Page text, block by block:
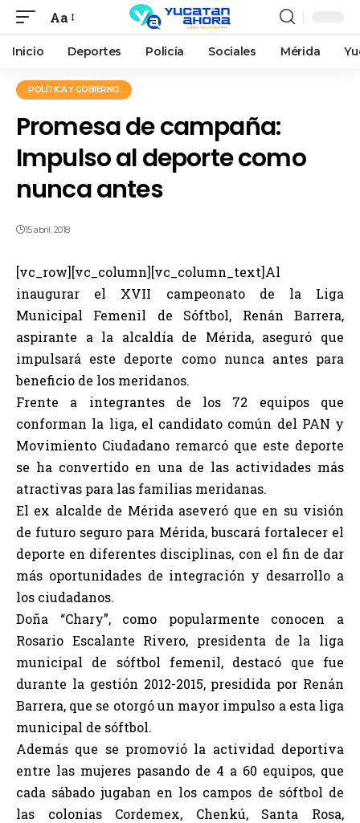
Aa
Inicio Deportes Policía Sociales Mérida
POLÍTICA Y GOBIERNO
Promesa de campaña:
Impulso al deporte como
nunca antes
15 abril, 2018
[vc_row][vc_column][vc_column_text]Al
inaugurar el XVII campeonato de la Liga
Municipal Femenil de Sóftbol, Renán Barrera,
aspirante a la alcaldía de Mérida, aseguró que
impulsará este deporte como nunca antes para
beneficio de los meridanos.
Frente a integrantes de los 72 equipos que
conforman la liga, el candidato común del PAN y
Movimiento Ciudadano remarcó que este deporte
se ha convertido en una de las actividades más
atractivas para las familias meridanas.
El ex alcalde de Mérida aseveró que en su visión
de futuro seguro para Mérida, buscará fortalecer el
deporte en diferentes disciplinas, con el fin de dar
más oportunidades de integración y desarrollo a
los ciudadanos.
Doña “Chary”, como popularmente conocen a
Rosario Escalante Rivero, presidenta de la liga
municipal de sóftbol femenil, destacó que fue
durante la gestión 2012-2015, presidida por Renán
Barrera, que se otorgó un mayor impulso a esta liga
municipal de sóftbol.
Además que se promovió la actividad deportiva
entre las mujeres pasando de 4 a 60 equipos, que
cada sábado jugaban en los campos de sóftbol de
las colonias Cordemex, Chenkú, Santa Rosa,